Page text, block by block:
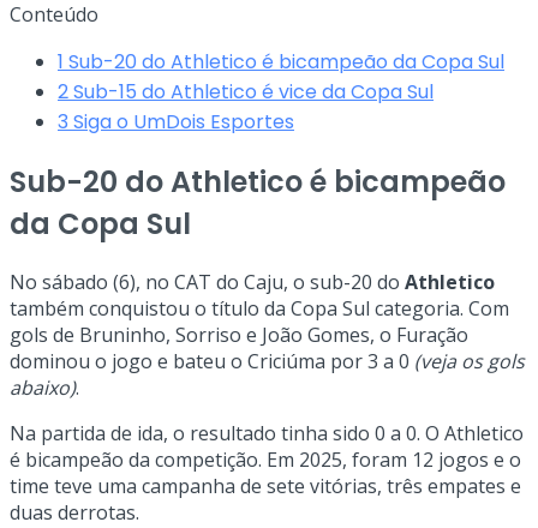
Conteúdo
1 Sub-20 do Athletico é bicampeão da Copa Sul
2Sub-15 do Athletico é vice da Copa Sul
3 Siga o UmDois Esportes
Sub-20 do Athletico é bicampeão
da Copa Sul
No sábado (6), no CAT do Caju, o sub-20 do Athletico
também conquistou o título da Copa Sul categoria. Com
gols de Bruninho, Sorriso e João Gomes, o Furação
dominou o jogo e bateu o Criciúma por 3 a 0 (veja os gols
abaixo).
Na partida de ida, o resultado tinha sido 0 a 0. O Athletico
é bicampeão da competição. Em 2025, foram 12 jogos e o
time teve uma campanha de sete vitórias, três empates e
duas derrotas.